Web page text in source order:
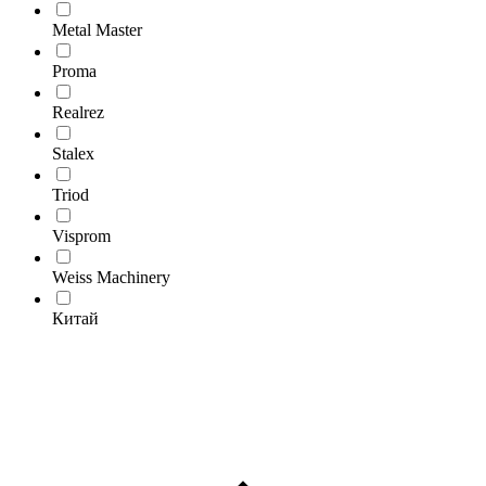
Metal Master
Proma
Realrez
Stalex
Triod
Visprom
Weiss Machinery
Китай